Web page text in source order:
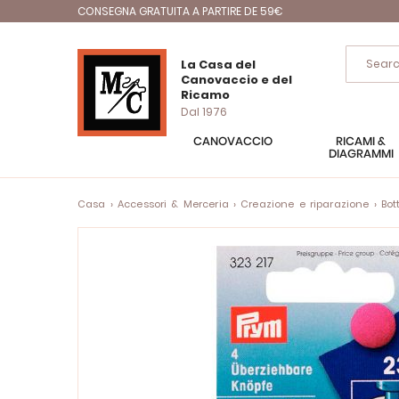
CONSEGNA GRATUITA A PARTIRE DE 59€
La Casa del
Canovaccio e del
Ricamo
Dal 1976
CANOVACCIO
RICAMI &
DIAGRAMMI
Casa Accessori & Merceria Creazione e riparazione